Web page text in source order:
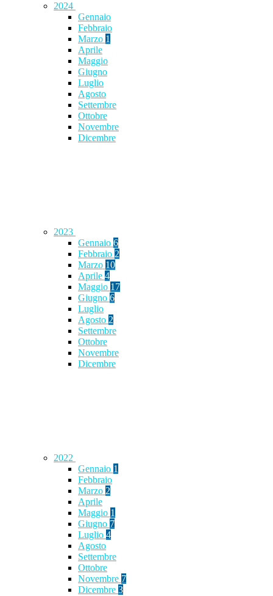
2024
Gennaio
Febbraio
Marzo 1
Aprile
Maggio
Giugno
Luglio
Agosto
Settembre
Ottobre
Novembre
Dicembre
2023
Gennaio 6
Febbraio 2
Marzo 10
Aprile 4
Maggio 17
Giugno 6
Luglio
Agosto 2
Settembre
Ottobre
Novembre
Dicembre
2022
Gennaio 1
Febbraio
Marzo 2
Aprile
Maggio 1
Giugno 7
Luglio 4
Agosto
Settembre
Ottobre
Novembre 7
Dicembre 3